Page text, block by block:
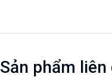
Sản phẩm liên